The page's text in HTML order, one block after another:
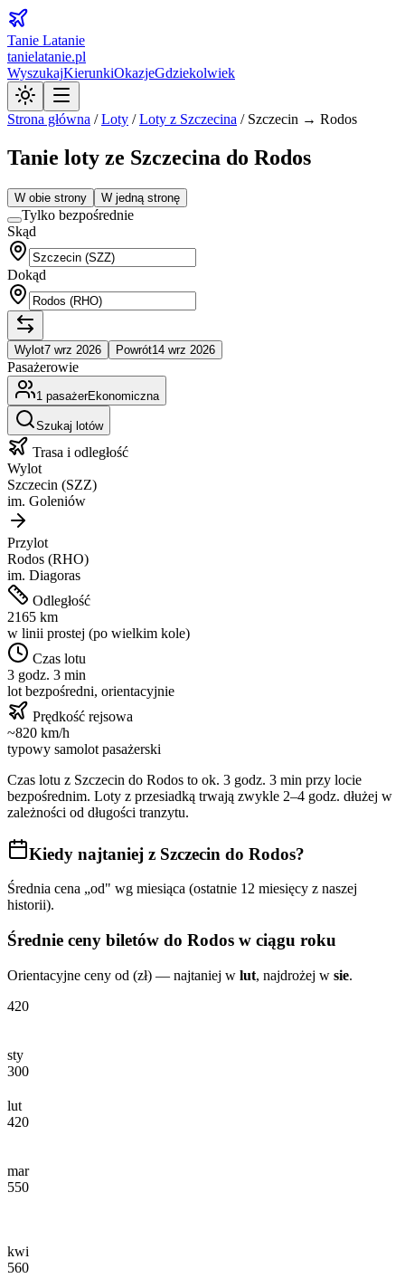
Tanie Latanie
tanielatanie.pl
WyszukajKierunkiOkazjeGdziekolwiek
Strona główna /Loty /Loty z Szczecina / Szczecin → Rodos
Tanie loty ze Szczecina do Rodos
W obie strony W jedną stronę
Tylko bezpośrednie
Skąd
Dokąd
Wylot7 wrz 2026 Powrót14 wrz 2026
Pasażerowie
1 pasażerEkonomiczna
Szukaj lotów
Trasa i odległość
Wylot
Szczecin (SZZ)
im. Goleniów
Przylot
Rodos (RHO)
im. Diagoras
Odległość
2165 km
w linii prostej (po wielkim kole)
Czas lotu
3 godz. 3 min
lot bezpośredni, orientacyjnie
Prędkość rejsowa
~820 km/h
typowy samolot pasażerski
Czas lotu z Szczecin do Rodos to ok. 3 godz. 3 min przy locie
bezpośrednim. Loty z przesiadką trwają zwykle 2–4 godz. dłużej w
zależności od długości tranzytu.
Kiedy najtaniej z Szczecin do Rodos?
Średnia cena „od" wg miesiąca (ostatnie 12 miesięcy z naszej
historii).
Średnie ceny biletów do Rodos w ciągu roku
Orientacyjne ceny od (zł) — najtaniej w lut, najdrożej w sie.
420
sty
300
lut
420
mar
550
kwi
560